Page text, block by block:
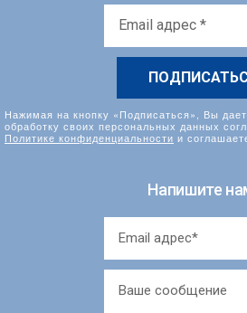
Нажимая на кнопку «Подписаться», Вы
обработку своих персональных данных
Политике конфиденциальности и
Напишите